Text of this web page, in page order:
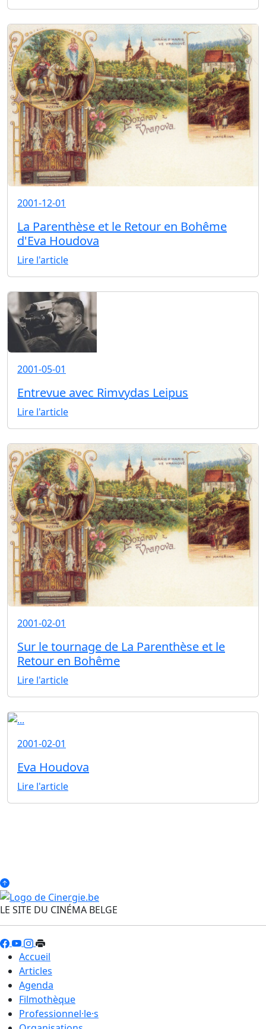
2001-12-01
La Parenthèse et le Retour en Bohême
d'Eva Houdova
Lire l'article
2001-05-01
Entrevue avec Rimvydas Leipus
Lire l'article
2001-02-01
Sur le tournage de La Parenthèse et le
Retour en Bohême
Lire l'article
2001-02-01
Eva Houdova
Lire l'article
LE SITE DU CINÉMA BELGE
Accueil
Articles
Agenda
Filmothèque
Professionnel·le·s